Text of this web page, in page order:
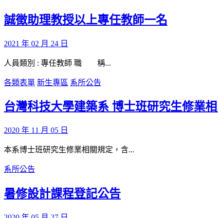
誠徵助理教授以上專任教師一名
2021 年 02 月 24 日
人員類別 : 專任教師 職 稱...
各類表單 新生專區 系所公告
台灣科技大學建築系 博士班研究生修業
2020 年 11 月 05 日
本系博士班研究生修業相關規定，含...
系所公告
暑修設計課程登記公告